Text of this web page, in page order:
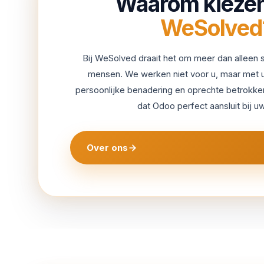
Bij WeSolved draait het om meer dan alleen
mensen. We werken niet voor u, maar met
persoonlijke benadering en oprechte
dat Odoo perfect aansluit bij
Over ons